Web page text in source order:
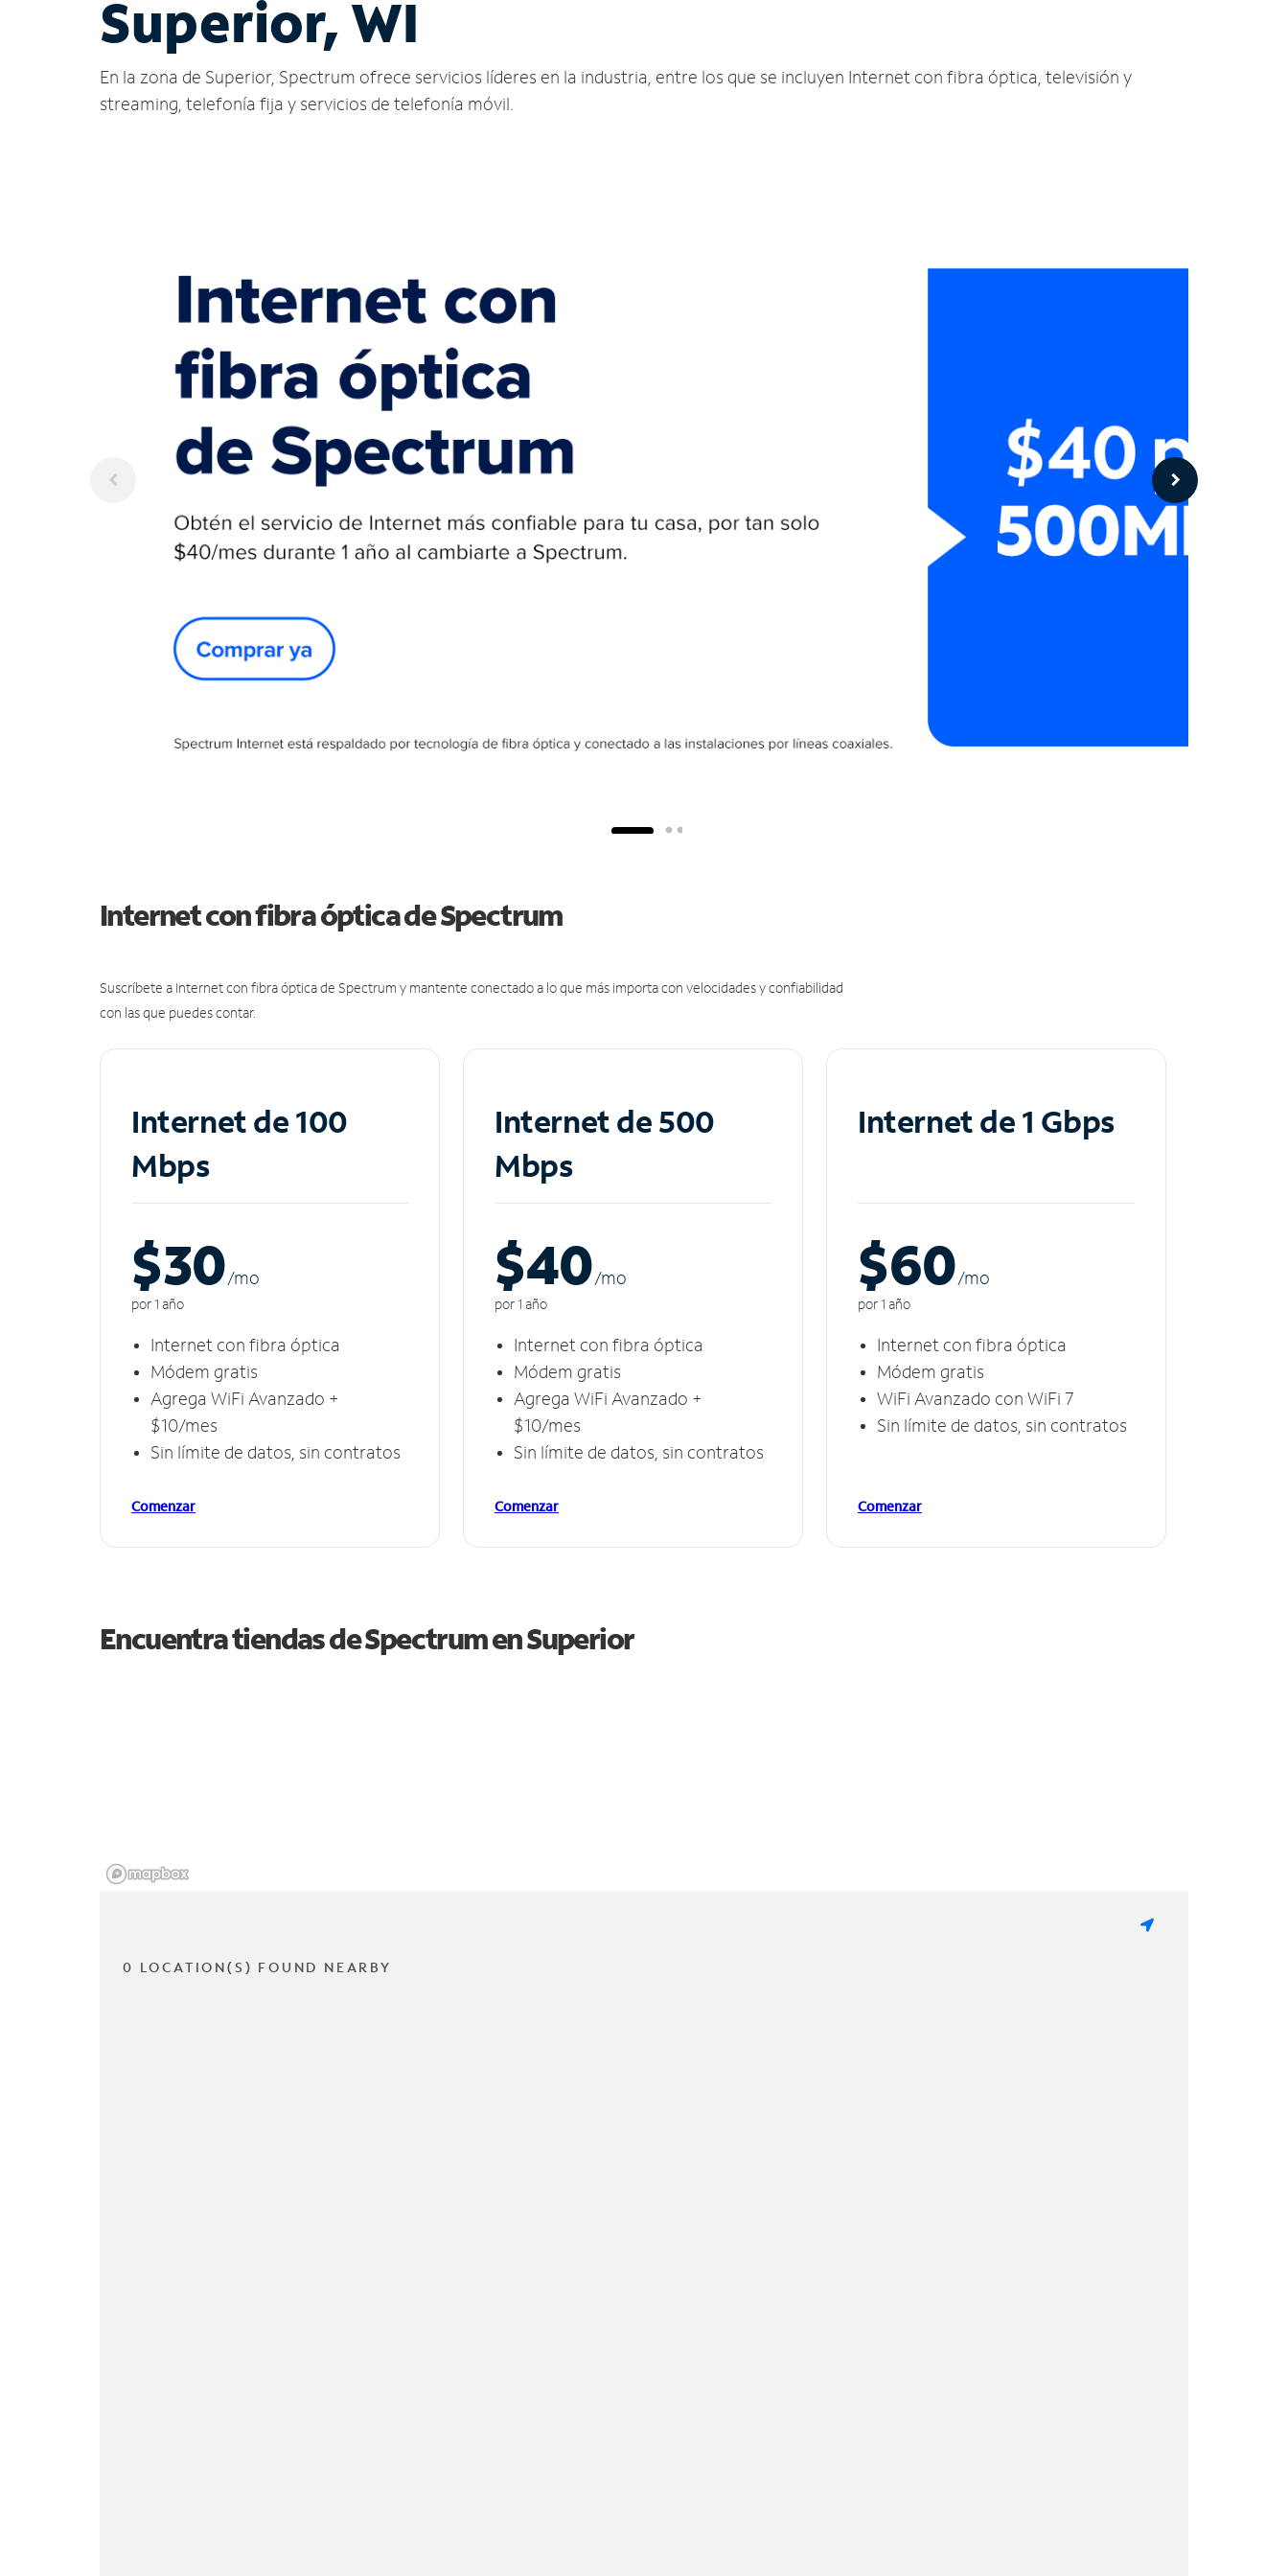
Superior, WI
En la zona de Superior, Spectrum ofrece servicios líderes en la industria, entre los que se incluyen Internet con fibra óptica, televisión y
streaming, telefonía fija y servicios de telefonía móvil.
Internet con fibra óptica de Spectrum
Suscríbete a Internet con fibra óptica de Spectrum y mantente conectado a lo que más importa con velocidades y confiabilidad
con las que puedes contar.
Internet de 100
Mbps
$30/mo
por 1 año
Internet con fibra óptica
Módem gratis
Agrega WiFi Avanzado +
$10/mes
Sin límite de datos, sin contratos
Comenzar
Internet de 500
Mbps
$40/mo
por 1 año
Internet con fibra óptica
Módem gratis
Agrega WiFi Avanzado +
$10/mes
Sin límite de datos, sin contratos
Comenzar
Internet de 1 Gbps
$60/mo
por 1 año
Internet con fibra óptica
Módem gratis
WiFi Avanzado con WiFi 7
Sin límite de datos, sin contratos
Comenzar
Encuentra tiendas de Spectrum enSuperior
0 LOCATION(S) FOUND NEARBY